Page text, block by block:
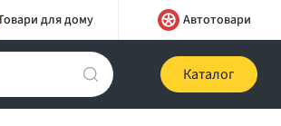
для дому Автотовари
Каталог